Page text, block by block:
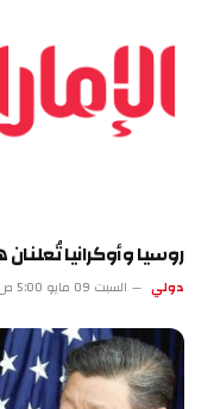
روسيا وأوكرانيا
دولي السبت 09 مايو 5:00 ص